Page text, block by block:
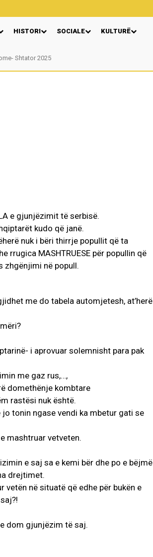
HISTORI SOCIALE KULTURË
Shtator 2025
e gjunjëzimit të serbisë.
kudo që janë.
nuk i bëri thirrje popullit që ta
rrugica MASHTRUESE për popullin që
zhgënjimi në popull.
me do tabela automjetesh, at’herë
i aprovuar solemnisht para pak
me gaz rus,…,
domethënje kombtare
rastësi nuk është.
tonin ngase vendi ka mbetur gati se
mashtruar vetveten.
e saj sa e kemi bër dhe po e bëjmë
drejtimet.
vetën në situatë që edhe për bukën e
dom gjunjëzim të saj.